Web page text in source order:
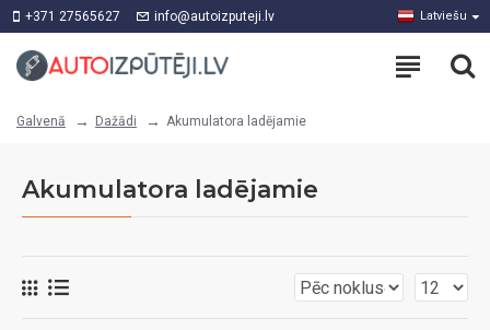
+371 27565627 info@autoizputeji.lv Latviešu
Galvenā Dažādi Akumulatora ladējamie
Akumulatora ladējamie